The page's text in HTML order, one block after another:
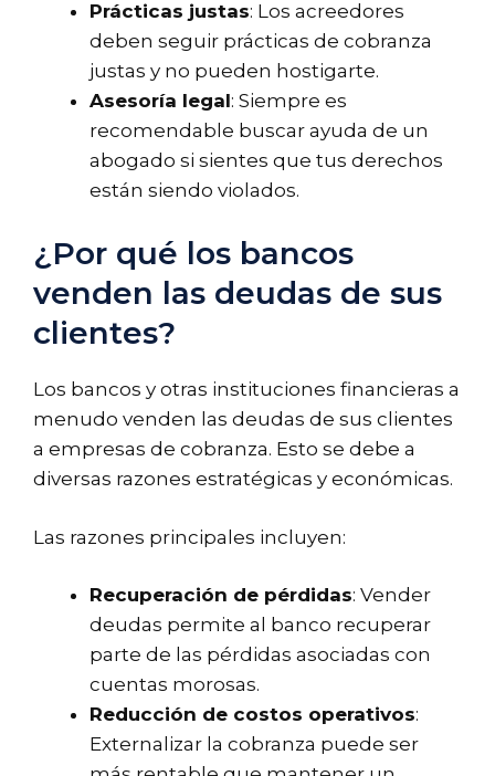
Prácticas justas: Los acreedores
deben seguir prácticas de cobranza
justas y no pueden hostigarte.
Asesoría legal: Siempre es
recomendable buscar ayuda de un
abogado si sientes que tus derechos
están siendo violados.
¿Por qué los bancos
venden las deudas de sus
clientes?
Los bancos y otras instituciones financieras a
menudo venden las deudas de sus clientes
a empresas de cobranza. Esto se debe a
diversas razones estratégicas y económicas.
Las razones principales incluyen:
Recuperación de pérdidas: Vender
deudas permite al banco recuperar
parte de las pérdidas asociadas con
cuentas morosas.
Reducción de costos operativos:
Externalizar la cobranza puede ser